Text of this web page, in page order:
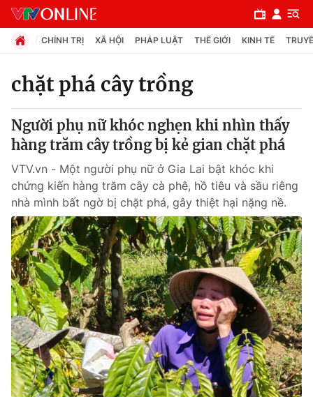
Chuyên mục
Chính trị
Xã hội
Pháp luật
Y tế
Thế giới
Tin tức
Thế giới đó đây
Câu chuyện quốc tế
Kinh tế
Tài chính
Dữ liệu và đời sống
CHÍNH TRỊ XÃ HỘI PHÁP LUẬT THẾ GIỚI KINH TẾ
chặt phá cây trồng
Người phụ nữ khóc nghẹn khi nhìn thấy
hàng trăm cây trồng bị kẻ gian chặt phá
VTV.vn - Một người phụ nữ ở Gia Lai bật khóc khi
chứng kiến hàng trăm cây cà phê, hồ tiêu và sầu riêng
nhà mình bất ngờ bị chặt phá, gây thiệt hại nặng nề.